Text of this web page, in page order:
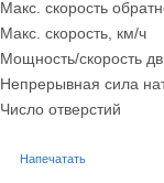
Макс. скорость
Макс. скорость, км/ч
Мощность/скорость
Непрерывная сила
Число отверстий
Напечатать